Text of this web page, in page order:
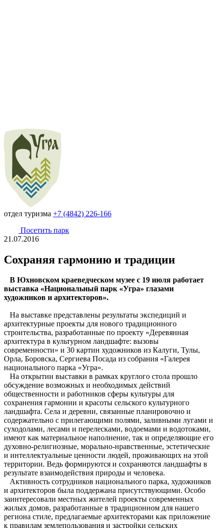
отдел туризма +7 (4842) 226-166
Посетить парк
21.07.2016
Сохраняя гармонию и традиции
В Юхновском краеведческом музее с 19 июля работает
выставка «Национальный парк «Угра» глазами
художников и архитекторов».
На выставке представлены результаты экспедиций и
архитектурные проекты для нового традиционного
строительства, разработанные по проекту «Деревянная
архитектура в культурном ландшафте: вызовы
современности» и 30 картин художников из Калуги, Тулы,
Орла, Боровска, Сергиева Посада из собрания «Галерея
национального парка «Угра».
На открытии выставки в рамках круглого стола прошло
обсуждение возможных и необходимых действий
общественности и работников сферы культуры для
сохранения гармонии и красоты сельского культурного
ландшафта. Села и деревни, связанные планировочно и
содержательно с прилегающими полями, заливными лугами и
суходолами, лесами и перелесками, водоемами и водотоками,
имеют как материальное наполнение, так и определяющие его
духовно-религиозные, морально-нравственные, эстетические
и интеллектуальные ценности людей, проживающих на этой
территории. Ведь формируются и сохраняются ландшафты в
результате взаимодействия природы и человека.
Активность сотрудников национального парка, художников
и архитекторов была поддержана присутствующими. Особо
заинтересовали местных жителей проекты современных
жилых домов, разработанные в традиционном для нашего
региона стиле, предлагаемые архитекторами как приложение
к правилам землепользования и застройки сельских